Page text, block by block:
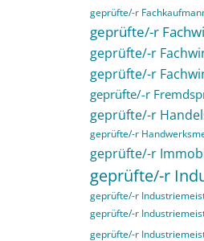
geprüfte/-r
geprüfte/-r
geprüfte/-r
geprüfte/-r
geprüfte/-r
geprüfte/-r
geprüfte/-r
geprüfte/-r
geprüfte/-r
geprüfte/-r
geprüfte/-r
geprüfte/-r